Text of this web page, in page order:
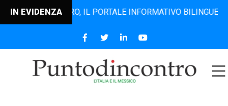
IN EVIDENZAIL PORTALE INFORMATIVO BILINGUE CHE